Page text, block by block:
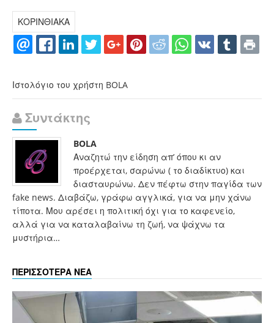
ΚΟΡΙΝΘΙΑΚΑ
Ιστολόγιο του χρήστη BOLA
Συντάκτης
BOLA
Αναζητώ την είδηση απ’ όπου κι αν
προέρχεται, σαρώνω ( το διαδίκτυο) και
διασταυρώνω. Δεν πέφτω στην παγίδα των
fake news. Διαβάζω, γράφω αγγλικά, για να μην χάνω
τίποτα. Μου αρέσει η πολιτική όχι για το καφενείο,
αλλά για να καταλαβαίνω τη ζωή, να ψάχνω τα
μυστήρια…
ΠΕΡΙΣΣΟΤΕΡΑ ΝΕΑ